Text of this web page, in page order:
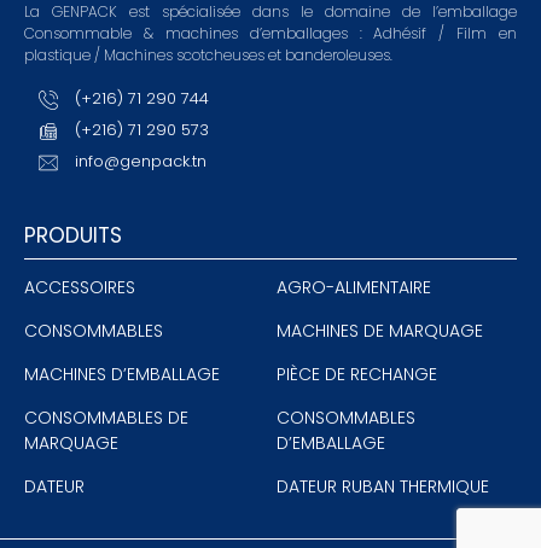
La GENPACK est spécialisée dans le domaine de l’emballage
Consommable & machines d’emballages : Adhésif / Film en
plastique / Machines scotcheuses et banderoleuses.
(+216) 71 290 744
(+216) 71 290 573
info@genpack.tn
PRODUITS
ACCESSOIRES
AGRO-ALIMENTAIRE
CONSOMMABLES
MACHINES DE MARQUAGE
MACHINES D’EMBALLAGE
PIÈCE DE RECHANGE
CONSOMMABLES DE
MARQUAGE
CONSOMMABLES
D’EMBALLAGE
DATEUR
DATEUR RUBAN THERMIQUE